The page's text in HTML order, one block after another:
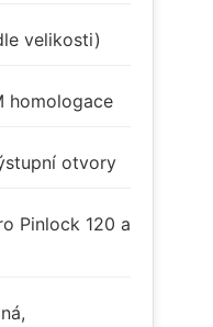
velikosti)
homologace
otvory
Pinlock 120 a